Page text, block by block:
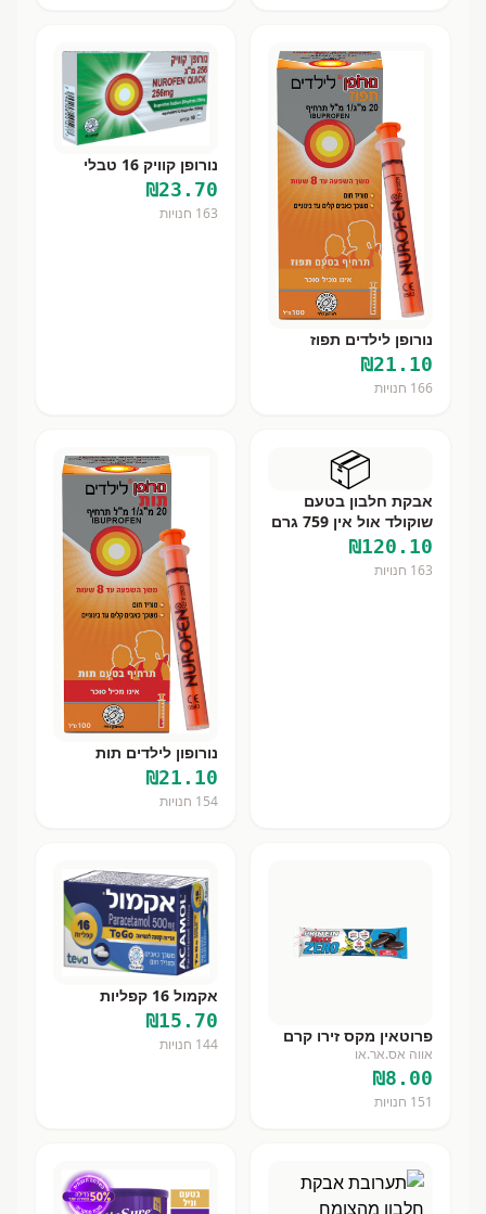
נורופן לילדים תפוז
₪21.10
166 חנויות
נורופן קוויק 16 טבלי
₪23.70
163 חנויות
📦
אבקת חלבון בטעם
שוקולד אול אין 759 גרם
₪120.10
163 חנויות
נורופון לילדים תות
₪21.10
154 חנויות
פרוטאין מקס זירו קרם
אווה אס.אר.או
₪8.00
151 חנויות
אקמול 16 קפליות
₪15.70
144 חנויות